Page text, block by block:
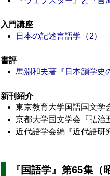
入門講座
日本の記述言語学（2）
書評
馬淵和夫著『日本韻学史
新刊紹介
東京教育大学国語国文
京都大学国文学会『弘
近代語学会編『近代語
『国語学』第65集（